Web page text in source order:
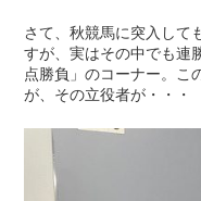
さて、秋競馬に突入して
すが、実はその中でも連
点勝負」のコーナー。こ
が、その立役者が・・・